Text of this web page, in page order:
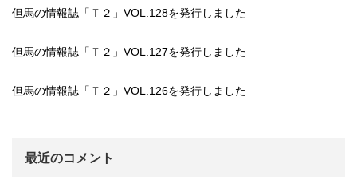
但馬の情報誌「Ｔ２」VOL.128を発行しました
但馬の情報誌「Ｔ２」VOL.127を発行しました
但馬の情報誌「Ｔ２」VOL.126を発行しました
最近のコメント